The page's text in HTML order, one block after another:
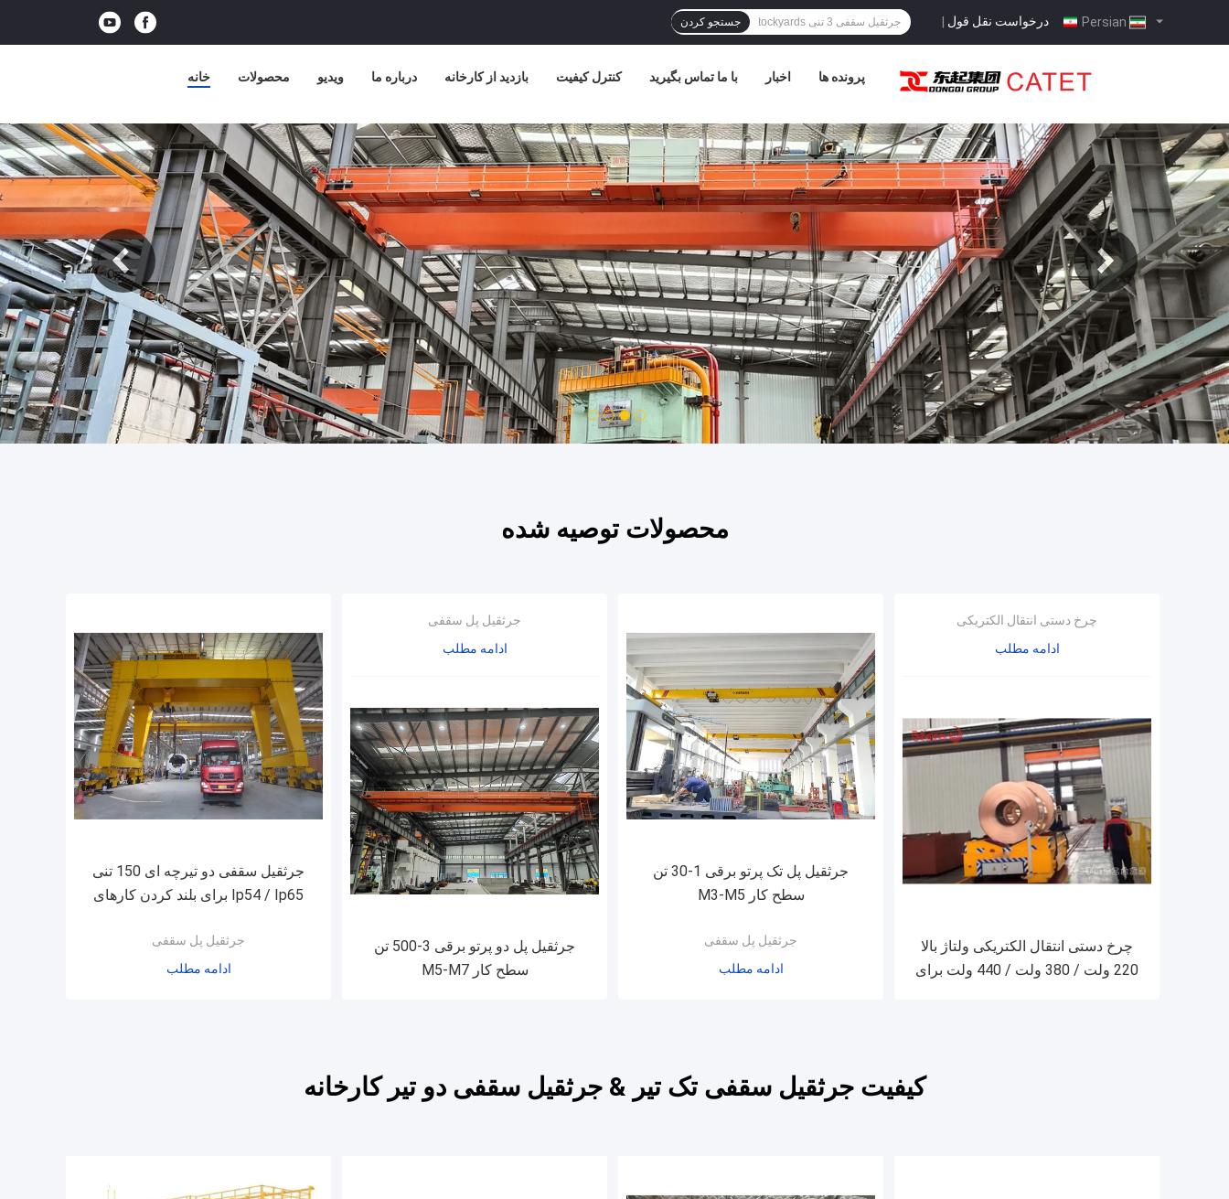
درخواست نقل قول | جستجو کردن
خانه محصولات ویدیو درباره ما بازدید از کارخانه کنترل کیفیت با ما تماس بگیرید اخبار پرونده ها
1
2
3
4
محصولات توصیه شده
جرثقیل سقفی دو تیرچه ای 150 تنی
Ip54 / Ip65 برای بلند کردن کارهای
جرثقیل پل سقفی
ادامه مطلب
جرثقیل پل سقفی
ادامه مطلب
جرثقیل پل دو پرتو برقی 3-500 تن
سطح کار M5-M7
جرثقیل پل تک پرتو برقی 1-30 تن
سطح کار M3-M5
جرثقیل پل سقفی
ادامه مطلب
چرخ دستی انتقال الکتریکی
ادامه مطلب
چرخ دستی انتقال الکتریکی ولتاژ بالا
220 ولت / 380 ولت / 440 ولت برای
کیفیت جرثقیل سقفی تک تیر & جرثقیل سقفی دو تیر کارخانه